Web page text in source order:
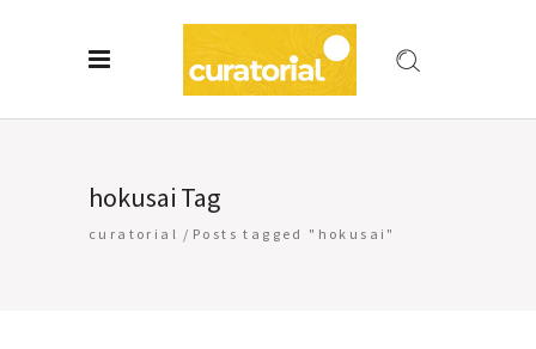
hokusai Tag
curatorial / Posts tagged "hokusai"